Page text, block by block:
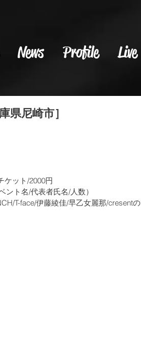
News Profile Live
県尼崎市］
ケット/2000円
ト名/代表者氏名/人数）
T-face/伊藤綾佳/早乙女麗那/cresentの